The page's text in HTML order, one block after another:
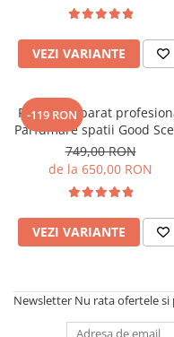
VEZI VARIANTE
-119 RON
PACHET: Aparat
Parfumare spatii Good
GS 100, culoare alb si negru
5 rezerve de 100 g incluse
749,00 RON
de la 650,00 RON
VEZI VARIANTE
Newsletter Nu rata ofertele